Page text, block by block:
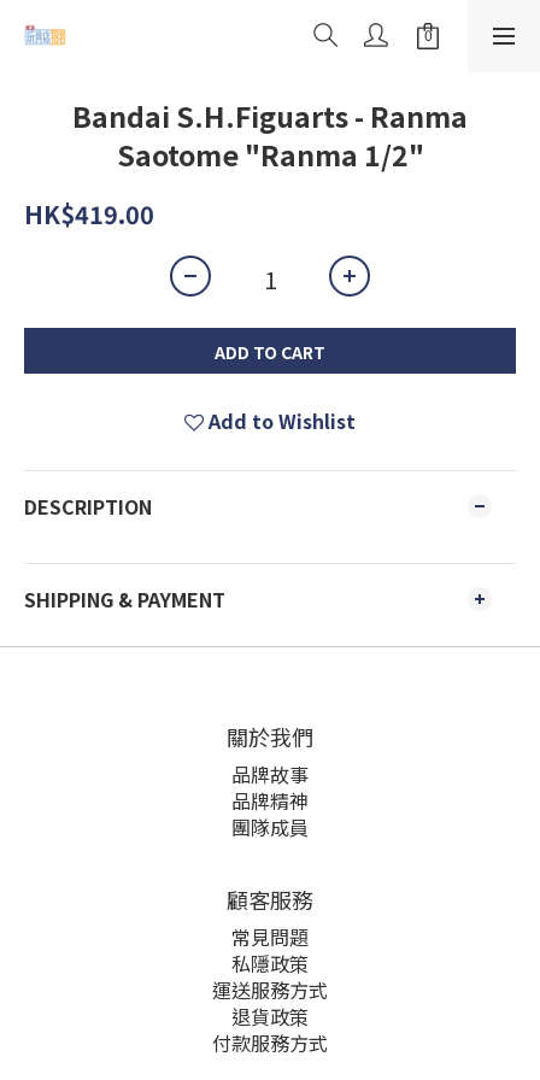
Bandai S.H.Figuarts - Ranma
Saotome "Ranma 1/2"
HK$419.00
ADD TO CART
Add to Wishlist
DESCRIPTION
SHIPPING & PAYMENT
關於我們
品牌故事
品牌精神
團隊成員
顧客服務
常見問題
私隱政策
運送服務方式
退貨政策
付款服務方式